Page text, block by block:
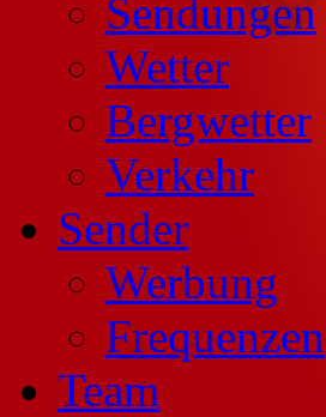
Sendungen
Wetter
Bergwetter
Verkehr
Sender
Werbung
Frequenzen
Team